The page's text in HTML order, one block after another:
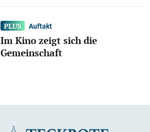
Auftakt
Im Kino zeigt sich die
Gemeinschaft